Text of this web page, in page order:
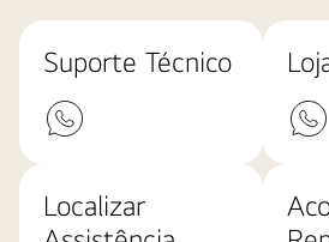
Suporte Técnico
Localizar